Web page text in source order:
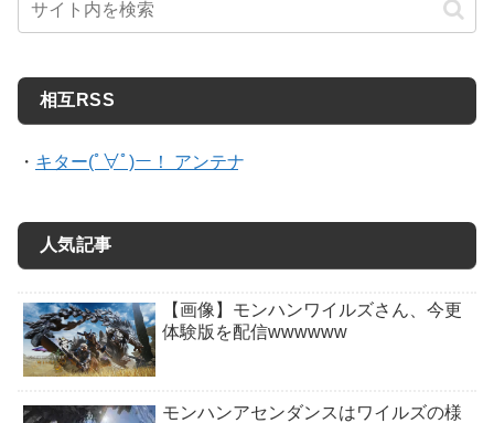
相互RSS
・ キター(ﾟ∀ﾟ)ー！ アンテナ
人気記事
【画像】モンハンワイルズさん、今更
体験版を配信wwwwww
モンハンアセンダンスはワイルズの様